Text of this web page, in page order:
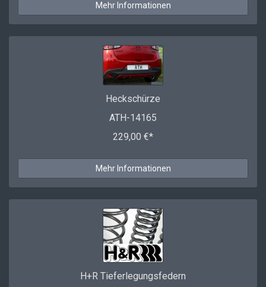
Mehr Informationen
Heckschürze
ATH-14165
229,00 €*
Mehr Informationen
H+R Tieferlegungsfedern